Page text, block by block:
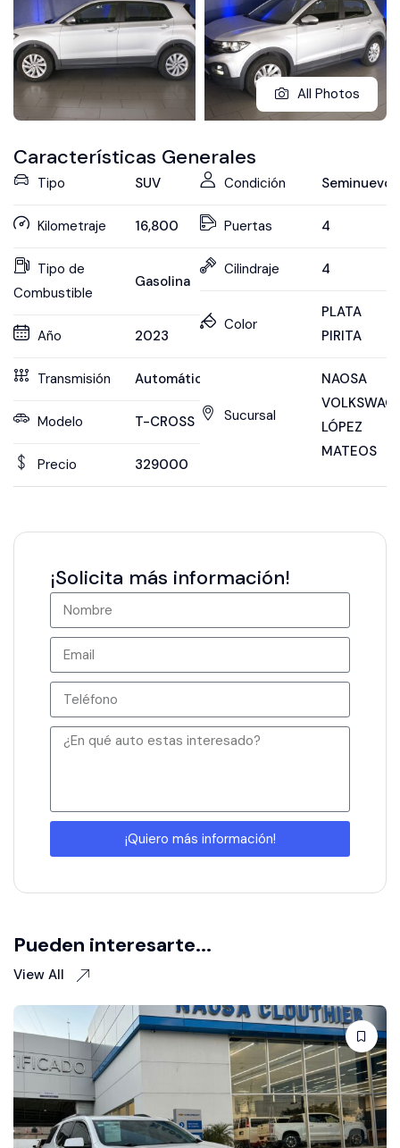
All Photos
Características Generales
Tipo SUV
Kilometraje 16,800
Tipo de
Combustible
Gasolina
Año 2023
Transmisión Automática
Modelo T-CROSS
Precio 329000
Condición Seminuevo
Puertas 4
Cilindraje 4
Color
PLATA
PIRITA
Sucursal
NAOSA
LÓPEZ
MATEOS
¡Solicita más información!
¡Quiero más información!
Pueden interesarte...
View All